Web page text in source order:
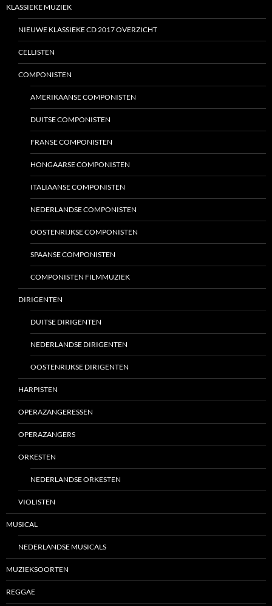
KLASSIEKE MUZIEK
NIEUWE KLASSIEKE CD 2017 OVERZICHT
CELLISTEN
COMPONISTEN
AMERIKAANSE COMPONISTEN
DUITSE COMPONISTEN
FRANSE COMPONISTEN
HONGAARSE COMPONISTEN
ITALIAANSE COMPONISTEN
NEDERLANDSE COMPONISTEN
OOSTENRIJKSE COMPONISTEN
SPAANSE COMPONISTEN
COMPONISTEN FILMMUZIEK
DIRIGENTEN
DUITSE DIRIGENTEN
NEDERLANDSE DIRIGENTEN
OOSTENRIJKSE DIRIGENTEN
HARPISTEN
OPERAZANGERESSEN
OPERAZANGERS
ORKESTEN
NEDERLANDSE ORKESTEN
VIOLISTEN
MUSICAL
NEDERLANDSE MUSICALS
MUZIEKSOORTEN
REGGAE